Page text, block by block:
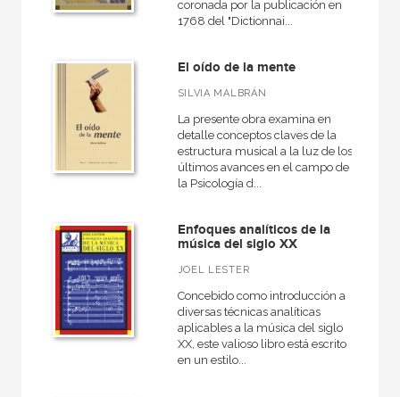
coronada por la publicación en
1768 del "Dictionnai...
El oído de la mente
SILVIA MALBRÁN
La presente obra examina en
detalle conceptos claves de la
estructura musical a la luz de los
últimos avances en el campo de
la Psicología d...
Enfoques analíticos de la
música del siglo XX
JOEL LESTER
Concebido como introducción a
diversas técnicas analíticas
aplicables a la música del siglo
XX, este valioso libro está escrito
en un estilo...